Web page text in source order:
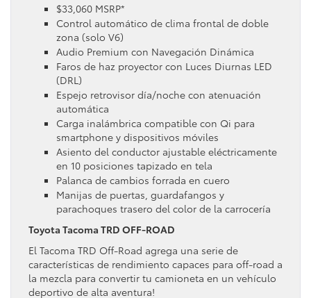
$33,060 MSRP*
Control automático de clima frontal de doble
zona (solo V6)
Audio Premium con Navegación Dinámica
Faros de haz proyector con Luces Diurnas LED
(DRL)
Espejo retrovisor día/noche con atenuación
automática
Carga inalámbrica compatible con Qi para
smartphone y dispositivos móviles
Asiento del conductor ajustable eléctricamente
en 10 posiciones tapizado en tela
Palanca de cambios forrada en cuero
Manijas de puertas, guardafangos y
parachoques trasero del color de la carrocería
Toyota Tacoma TRD OFF-ROAD
El Tacoma TRD Off-Road agrega una serie de
características de rendimiento capaces para off-road a
la mezcla para convertir tu camioneta en un vehículo
deportivo de alta aventura!